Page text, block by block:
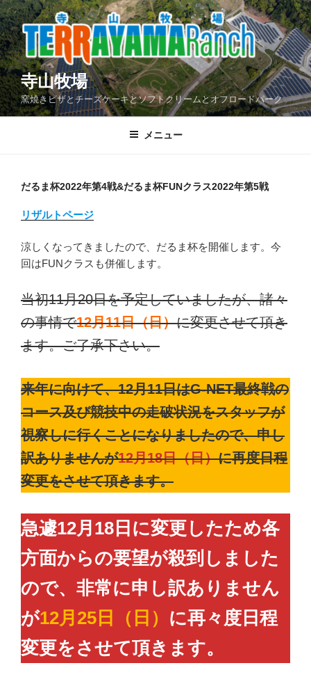
コ
ン
テ
ン
ツ
へ
ス
寺山牧場
窯焼きピザとチーズケーキとソフトクリームとオフロードパーク
メニュー
だるま杯2022年第4戦&だるま杯FUNクラス2022年第5戦
リザルトページ
涼しくなってきましたので、だるま杯を開催します。今
回はFUNクラスも併催します。
当初11月20日を予定していましたが、諸々
の事情で12月11日（日）に変更させて頂き
ます。ご了承下さい。
来年に向けて、12月11日はG-NET最終戦の
コース及び競技中の走破状況をスタッフが
視察しに行くことになりましたので、申し
訳ありませんが12月18日（日）に再度日程
変更をさせて頂きます。
急遽12月18日に変更したため各
方面からの要望が殺到しました
ので、非常に申し訳ありません
が12月25日（日） に再々度日程
変更をさせて頂きます。